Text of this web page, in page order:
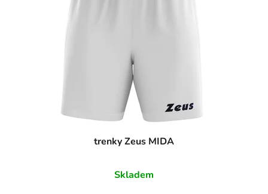
trenky Zeus MIDA
Skladem